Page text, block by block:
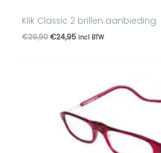
Klik Classic 2 brillen aanbieding
€29,90€24,95 incl BTW
€44,85.
is:
€34,95.